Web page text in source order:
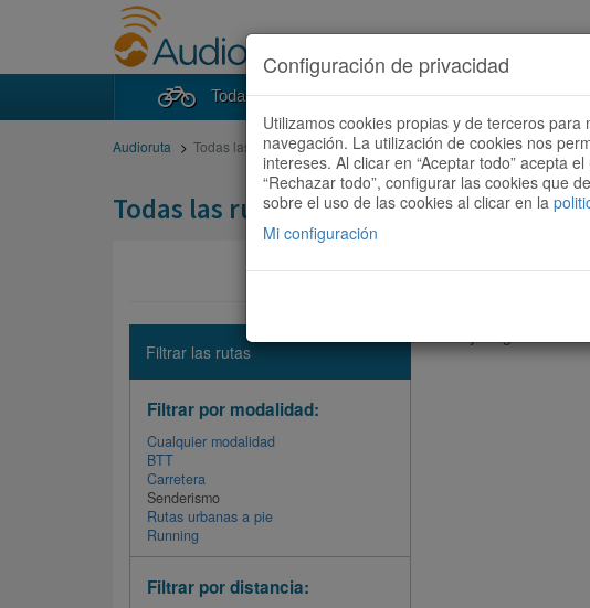
Todas las rutas Buscador de rutas
Audioruta Todas las rutas
Todas las rutas
Filtrar las rutas
Filtrar por modalidad:
Cualquier modalidad
BTT
Carretera
Senderismo
Rutas urbanas a pie
Running
Filtrar por distancia:
Configuración de privacidad
Utilizamos cookies propias y de terceros
navegación. La utilización de cookies nos
intereses. Al clicar en “Aceptar todo” acepta
“Rechazar todo”, configurar las cookies que
sobre el uso de las cookies al clicar en la
Mi configuración